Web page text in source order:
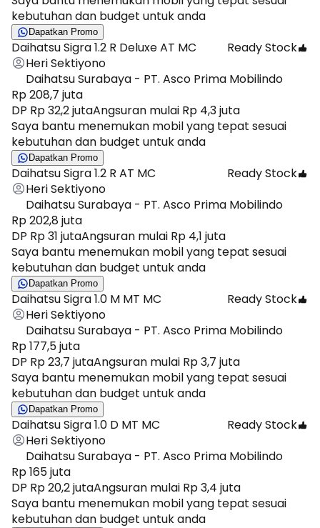
kebutuhan dan budget untuk anda
Dapatkan Promo
Daihatsu Sigra 1.2 R Deluxe AT MC
Ready Stock
Heri Sektiyono
Daihatsu Surabaya - PT. Asco Prima Mobilindo
Rp 208,7 juta
DP Rp 32,2 jutaAngsuran mulai Rp 4,3 juta
Saya bantu menemukan mobil yang tepat sesuai
kebutuhan dan budget untuk anda
Dapatkan Promo
Daihatsu Sigra 1.2 R AT MC
Ready Stock
Heri Sektiyono
Daihatsu Surabaya - PT. Asco Prima Mobilindo
Rp 202,8 juta
DP Rp 31 jutaAngsuran mulai Rp 4,1 juta
Saya bantu menemukan mobil yang tepat sesuai
kebutuhan dan budget untuk anda
Dapatkan Promo
Daihatsu Sigra 1.0 M MT MC
Ready Stock
Heri Sektiyono
Daihatsu Surabaya - PT. Asco Prima Mobilindo
Rp 177,5 juta
DP Rp 23,7 jutaAngsuran mulai Rp 3,7 juta
Saya bantu menemukan mobil yang tepat sesuai
kebutuhan dan budget untuk anda
Dapatkan Promo
Daihatsu Sigra 1.0 D MT MC
Ready Stock
Heri Sektiyono
Daihatsu Surabaya - PT. Asco Prima Mobilindo
Rp 165 juta
DP Rp 20,2 jutaAngsuran mulai Rp 3,4 juta
Saya bantu menemukan mobil yang tepat sesuai
kebutuhan dan budget untuk anda